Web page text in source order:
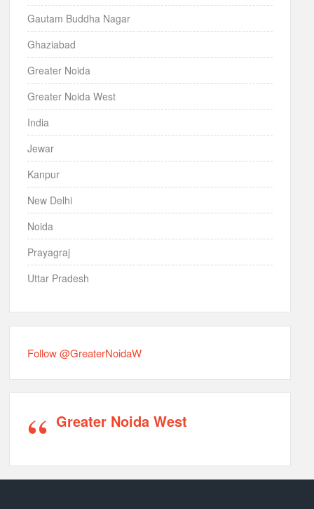
Gautam Buddha Nagar
Ghaziabad
Greater Noida
Greater Noida West
India
Jewar
Kanpur
New Delhi
Noida
Prayagraj
Uttar Pradesh
Follow @GreaterNoidaW
Greater Noida West